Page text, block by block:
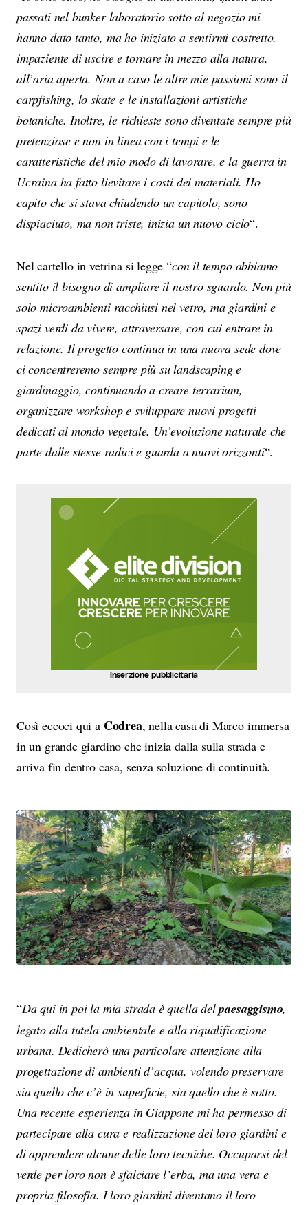
passati nel bunker laboratorio sotto al negozio mi
hanno dato tanto, ma ho iniziato a sentirmi costretto,
impaziente di uscire e tornare in mezzo alla natura,
all’aria aperta. Non a caso le altre mie passioni sono il
carpfishing, lo skate e le installazioni artistiche
botaniche. Inoltre, le richieste sono diventate sempre più
pretenziose e non in linea con i tempi e le
caratteristiche del mio modo di lavorare, e la guerra in
Ucraina ha fatto lievitare i costi dei materiali. Ho
capito che si stava chiudendo un capitolo, sono
dispiaciuto, ma non triste, inizia un nuovo ciclo“.
Nel cartello in vetrina si legge “con il tempo abbiamo
sentito il bisogno di ampliare il nostro sguardo. Non più
solo microambienti racchiusi nel vetro, ma giardini e
spazi verdi da vivere, attraversare, con cui entrare in
relazione. Il progetto continua in una nuova sede dove
ci concentreremo sempre più su landscaping e
giardinaggio, continuando a creare terrarium,
organizzare workshop e sviluppare nuovi progetti
dedicati al mondo vegetale. Un’evoluzione naturale che
parte dalle stesse radici e guarda a nuovi orizzonti“.
Inserzione pubblicitaria
Così eccoci qui a Codrea, nella casa di Marco immersa
in un grande giardino che inizia dalla sulla strada e
arriva fin dentro casa, senza soluzione di continuità.
“Da qui in poi la mia strada è quella delpaesaggismo,
legato alla tutela ambientale e alla riqualificazione
urbana. Dedicherò una particolare attenzione alla
progettazione di ambienti d’acqua, volendo preservare
sia quello che c’è in superficie, sia quello che è sotto.
Una recente esperienza in Giappone mi ha permesso di
partecipare alla cura e realizzazione dei loro giardini e
di apprendere alcune delle loro tecniche. Occuparsi del
verde per loro non è sfalciare l’erba, ma una vera e
propria filosofia. I loro giardini diventano il loro